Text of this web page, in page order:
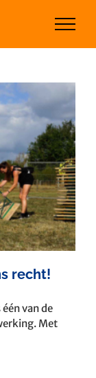
recht!
van de
Met